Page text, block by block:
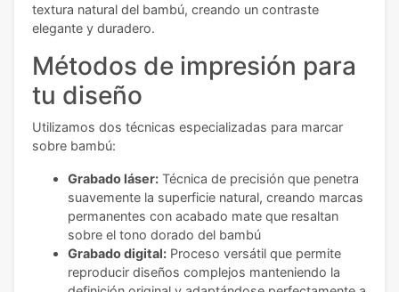
textura natural del bambú, creando un contraste
elegante y duradero.
Métodos de impresión para
tu diseño
Utilizamos dos técnicas especializadas para marcar
sobre bambú:
Grabado láser: Técnica de precisión que penetra
suavemente la superficie natural, creando marcas
permanentes con acabado mate que resaltan
sobre el tono dorado del bambú
Grabado digital: Proceso versátil que permite
reproducir diseños complejos manteniendo la